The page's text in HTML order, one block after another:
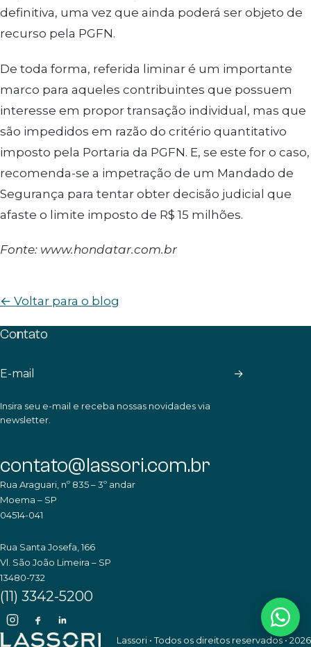
definitiva, uma vez que ainda poderá ser objeto de
recurso pela PGFN.
De toda forma, referida liminar é um importante
marco para aqueles contribuintes que possuem
interesse em propor transação individual, mas que
são impedidos em razão do critério quantitativo
imposto pela Portaria da PGFN. E, se este for o caso,
recomenda-se a impetração de um Mandado de
Segurança para tentar obter decisão judicial que
afaste o limite imposto de R$ 15 milhões.
Fonte: www.hondatar.com.br
← Voltar para o blog
Contato
→
Insira seu e-mail e receba nossas novidades via
newsletter.
contato@lassori.com.br
Rua Araguari, nº 835 – 3º andar
Moema – SP
04514-041
Rua Santa Josefa, 166
Vl. São João Limeira – SP
13480-732
(11) 3342-5200
Lassori • Todos os direitos reservados • 2026